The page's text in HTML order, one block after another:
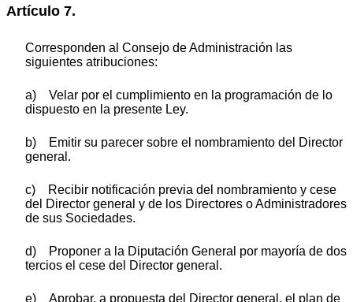
Artículo 7.
Corresponden al Consejo de Administración las
siguientes atribuciones:
a) Velar por el cumplimiento en la programación de lo
dispuesto en la presente Ley.
b) Emitir su parecer sobre el nombramiento del Director
general.
c) Recibir notificación previa del nombramiento y cese
del Director general y de los Directores o Administradores
de sus Sociedades.
d) Proponer a la Diputación General por mayoría de dos
tercios el cese del Director general.
e) Aprobar, a propuesta del Director general, el plan de